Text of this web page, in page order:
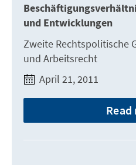
und Entwicklungen
Zweite Rechtspolitische
und Arbeitsrecht
April 21, 2011